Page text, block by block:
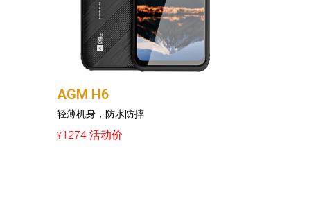
AGM H6
轻薄机身，防水防摔
¥1274 活动价